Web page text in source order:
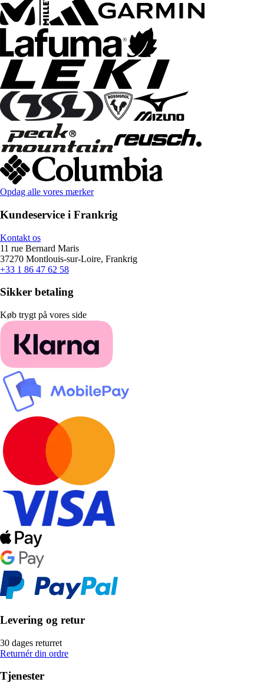
Opdag alle vores mærker
Kundeservice i Frankrig
Kontakt os
11 rue Bernard Maris
37270 Montlouis-sur-Loire, Frankrig
+33 1 86 47 62 58
Sikker betaling
Køb trygt på vores side
Levering og retur
30 dages returret
Returnér din ordre
Tjenester